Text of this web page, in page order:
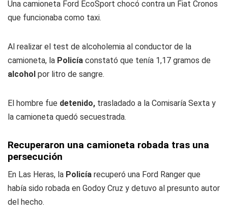
Una camioneta Ford EcoSport chocó contra un Fiat Cronos
que funcionaba como taxi.
Al realizar el test de alcoholemia al conductor de la
camioneta, la Policía constató que tenía 1,17 gramos de
alcohol por litro de sangre.
El hombre fue detenido, trasladado a la Comisaría Sexta y
la camioneta quedó secuestrada.
Recuperaron una camioneta robada tras una
persecución
En Las Heras, la Policía recuperó una Ford Ranger que
había sido robada en Godoy Cruz y detuvo al presunto autor
del hecho.